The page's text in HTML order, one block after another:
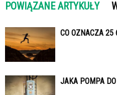
POWIĄZANE ARTYKUŁY
CO OZNACZA
JAKA POMPA